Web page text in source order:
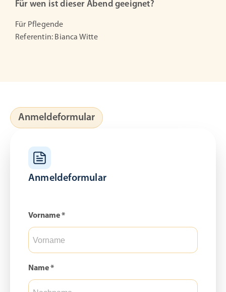
Für wen ist dieser Abend geeignet?
Für Pflegende
Referentin: Bianca Witte
Anmeldeformular
Anmeldeformular
Vorname *
Name *